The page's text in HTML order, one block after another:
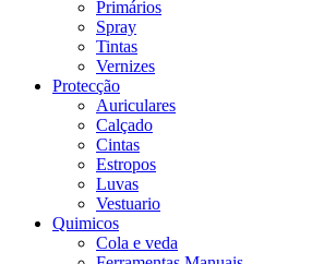
Primários
Spray
Tintas
Vernizes
Protecção
Auriculares
Calçado
Cintas
Estropos
Luvas
Vestuario
Quimicos
Cola e veda